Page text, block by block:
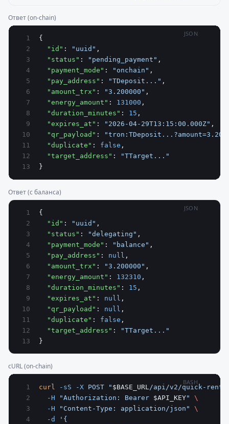
Ответ (on-chain)
JSON
{
  "id"
: "uuid" ,
  "status"
: "pending_payment" ,
  "payment_mode"
: "onchain" ,
  "pay_address"
: "TDeposit..." ,
  "amount_trx"
: "3.200000" ,
  "energy_amount"
: 131000 ,
  "duration_minutes"
: 15 ,
  "expires_at"
: "2026-04-29T13:15:00.000Z" ,
  "qr_payload"
:
  "duplicate"
: false ,
  "target_address"
:
"TTarget..."
}
Ответ (с баланса)
JSON
{
  "id"
: "uuid" ,
  "status"
: "delegating" ,
  "payment_mode"
: "balance" ,
  "pay_address"
: null ,
  "amount_trx"
: "3.200000" ,
  "energy_amount"
: 132310 ,
  "duration_minutes"
: 15 ,
  "expires_at"
: null ,
  "qr_payload"
: null ,
  "duplicate"
: false ,
  "target_address"
:
"TTarget..."
}
cURL (on-chain)
BASH
curl -sS -X POST " $BASE_URL /api/v2/quick-rent/
  -H
"Authorization: Bearer $API_KEY"
\
  -H
"Content-Type: application/json"
\
  -d
'{